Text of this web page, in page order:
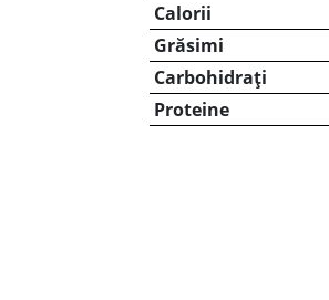
Calorii
Grăsimi
Carbohidrați
Proteine